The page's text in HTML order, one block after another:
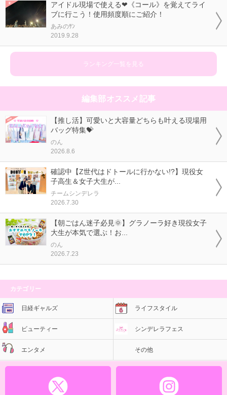
アイドル現場で使える❤《コール》を覚えてライ
ブに行こう！使用頻度順にご紹介！
あみのｻﾝ
2019.9.28
ランキング一覧を見る
編集部オススメ記事
【推し活】可愛いと大容量どちらも叶える現場用
バッグ特集💝
のん
2026.8.6
確認中【Z世代はドトールに行かない!?】現役女
子高生＆女子大生が...
チームシンデレラ
2026.7.30
【朝ごはん迷子必見🌞】グラノーラ好き現役女子
大生が本気で選ぶ！お...
のん
2026.7.23
カテゴリー
日経ギャルズ ライフスタイル
ビューティー シンデレラフェス
エンタメ その他